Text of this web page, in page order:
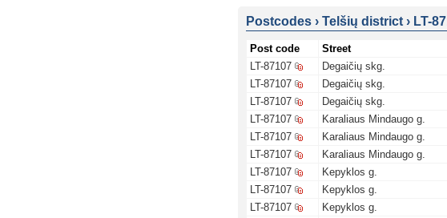
Postcodes › Telšių district › LT-
Post code Street
LT-87107
Degaičių skg.
LT-87107
Degaičių skg.
LT-87107
Degaičių skg.
LT-87107
Karaliaus Mindaugo g.
LT-87107
Karaliaus Mindaugo g.
LT-87107
Karaliaus Mindaugo g.
LT-87107
Kepyklos g.
LT-87107
Kepyklos g.
LT-87107
Kepyklos g.